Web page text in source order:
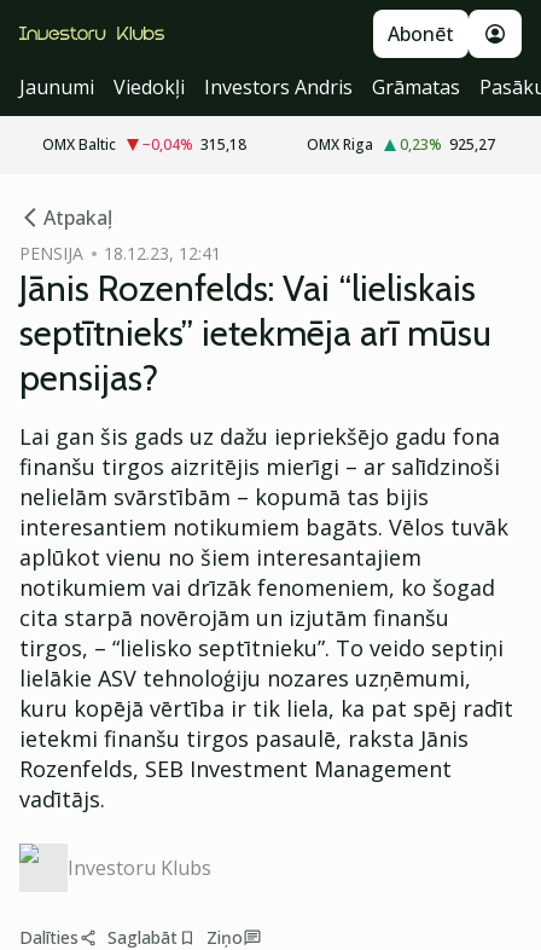
Abonēt
Jaunumi
Viedokļi Investors Andris Grāmatas
OMX Baltic −0,04% 315,18 OMX Riga 0,23% 925,27
Atpakaļ
PENSIJA 18.12.23, 12:41
Jānis Rozenfelds: Vai “lieliskais
septītnieks” ietekmēja arī mūsu
pensijas?
Lai gan šis gads uz dažu iepriekšējo gadu fona
finanšu tirgos aizritējis mierīgi – ar salīdzinoši
nelielām svārstībām – kopumā tas bijis
interesantiem notikumiem bagāts. Vēlos tuvāk
aplūkot vienu no šiem interesantajiem
notikumiem vai drīzāk fenomeniem, ko šogad
cita starpā novērojām un izjutām finanšu
tirgos, – “lielisko septītnieku”. To veido septiņi
lielākie ASV tehnoloģiju nozares uzņēmumi,
kuru kopējā vērtība ir tik liela, ka pat spēj radīt
ietekmi finanšu tirgos pasaulē, raksta Jānis
Rozenfelds, SEB Investment Management
vadītājs.
Investoru Klubs
Dalīties Saglabāt Ziņo